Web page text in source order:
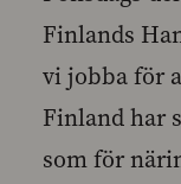
Finlands
vi jobba för
Finland har
som för